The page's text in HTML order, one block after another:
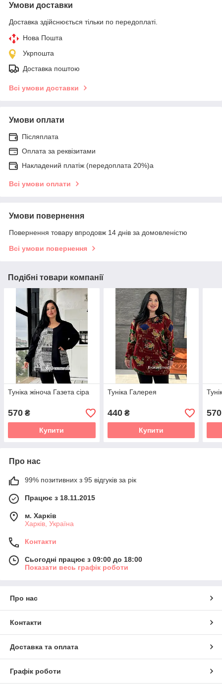
Умови доставки
Доставка здійснюється тільки по передоплаті.
Нова Пошта
Укрпошта
Доставка поштою
Всі умови доставки
Умови оплати
Післяплата
Оплата за реквізитами
Накладений платіж (передоплата 20%)а
Всі умови оплати
Умови повернення
Повернення товару впродовж 14 днів за домовленістю
Всі умови повернення
Подібні товари компанії
Туніка жіноча Газета сіра
570 ₴
Купити
Туніка Галерея
440₴
Купити
570
Про нас
99% позитивних з 95 відгуків за рік
Працює з 18.11.2015
м. Харків
Харків, Україна
Контакти
Сьогодні працює з 09:00 до 18:00
Показати весь графік роботи
Про нас
Контакти
Доставка та оплата
Графік роботи